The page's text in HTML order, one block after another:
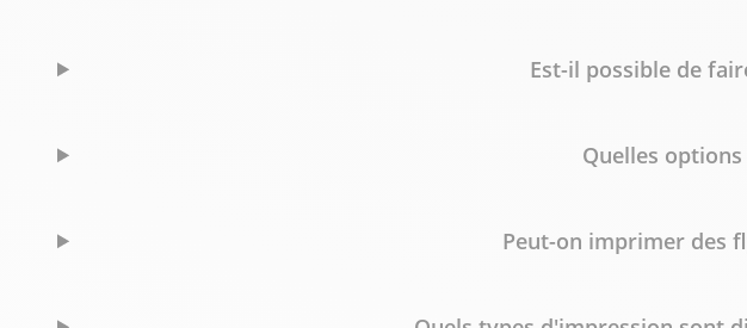
Est-il possible de
Quelles
Peut-on imprimer des